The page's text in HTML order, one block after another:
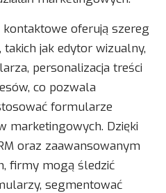
oferują szereg
jak edytor wizualny,
personalizacja treści
co pozwala
formularze
marketingowych. Dzięki
oraz zaawansowanym
firmy mogą śledzić
segmentować